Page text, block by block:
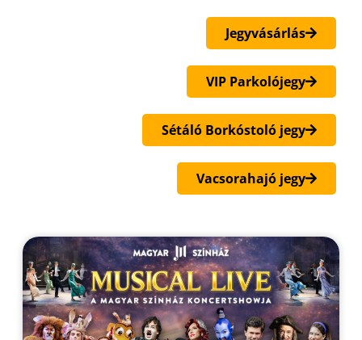
Jegyvásárlás
VIP Parkolójegy
Sétáló Borkóstoló jegy
Vacsorahajó jegy